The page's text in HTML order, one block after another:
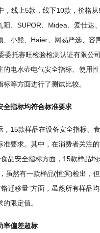
，线上5款，线下10款，价格
阳、SUPOR、Midea、爱仕达
小熊、Haier、网易严选、容
委托赛旺检验检测认证有限公
的电水壶电气安全指标、使用
等方面进行了测试比较。
指标均符合标准要求
15款样品在设备安全指标、
要求。其中，在消费者关注的
食品安全指标方面，15款样品均
虽然有一款样品(恒滨)检出，
迁移量”方面，虽然所有样品
限定值。
偏差超标